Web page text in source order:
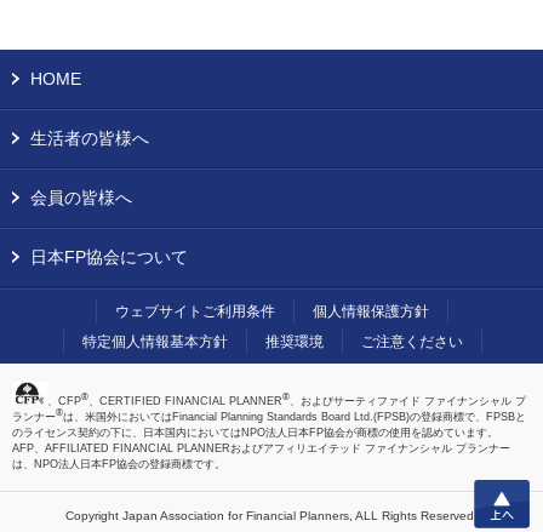
上へ
HOME
生活者の皆様へ
会員の皆様へ
日本FP協会について
ウェブサイトご利用条件
個人情報保護方針
特定個人情報基本方針
推奨環境 ご注意ください
、CFP®、CERTIFIED FINANCIAL PLANNER®、およびサーティファイド ファイナンシャル プ
ランナー®は、米国外においてはFinancial Planning Standards Board Ltd.(FPSB)の登録商標で、FPSBと
のライセンス契約の下に、日本国内においてはNPO法人日本FP協会が商標の使用を認めています。
AFP、AFFILIATED FINANCIAL PLANNERおよびアフィリエイテッド ファイナンシャル プランナー
は、NPO法人日本FP協会の登録商標です。
Copyright Japan Association for Financial Planners, ALL Rights Reserved.